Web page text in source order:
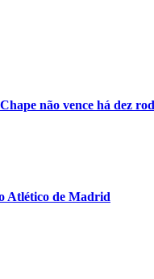
não vence há dez
Atlético de Madrid